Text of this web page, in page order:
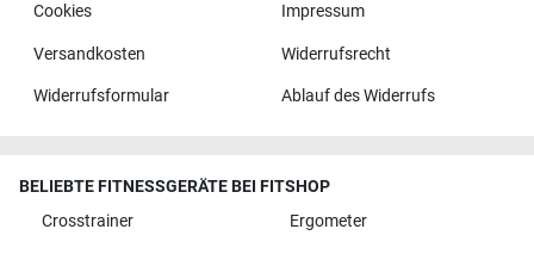
Cookies Impressum
Versandkosten Widerrufsrecht
Widerrufsformular Ablauf des Widerrufs
BELIEBTE FITNESSGERÄTE BEI FITSHOP
Crosstrainer
Ergometer